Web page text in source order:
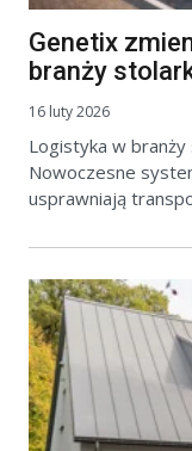
Genetix
branży
16 luty 2026
Logistyka w
Nowoczesne
usprawniają